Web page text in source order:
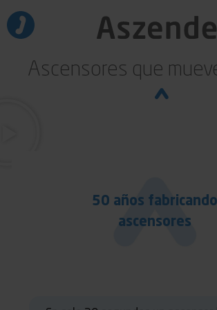
contenido
Ascensores que
50 años fabricando
ascensores